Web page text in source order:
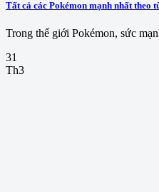
Tất cả các Pokémon mạnh nhất theo
Trong thế giới Pokémon, sức
31
Th3